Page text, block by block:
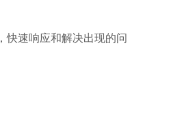
快速响应和解决出现的问